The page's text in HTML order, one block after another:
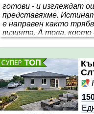
готови - и изглеждат
представяхме.
е направен както
визията. А това, което
Самостоятелни къщи
не е просто комплекс
не е за всеки, остава
ПОСЛЕДНАТА
ГЛЕДКА МОРЕ В